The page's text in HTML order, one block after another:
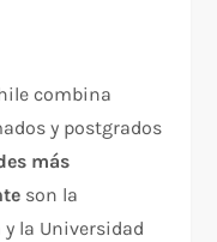
combina
y postgrados
más
son la
la Universidad